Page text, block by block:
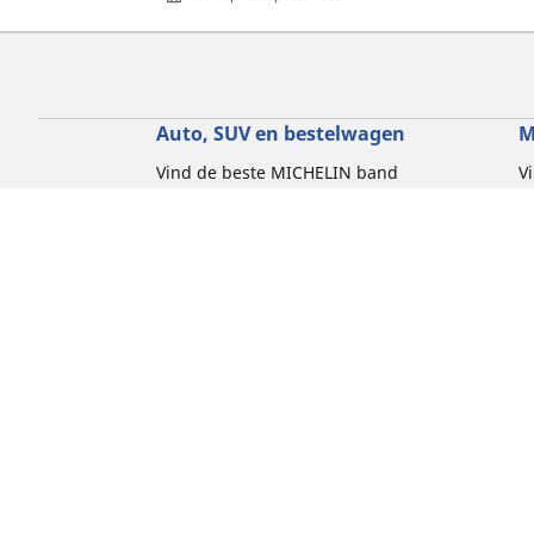
Auto, SUV en bestelwagen
Vind de beste MICHELIN band